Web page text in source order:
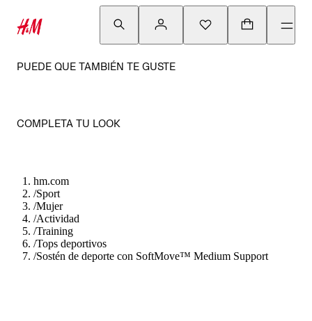
PUEDE QUE TAMBIÉN TE GUSTE
COMPLETA TU LOOK
hm.com
/Sport
/Mujer
/Actividad
/Training
/Tops deportivos
/Sostén de deporte con SoftMove™ Medium Support